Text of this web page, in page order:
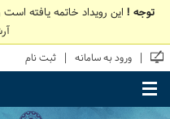
توجه ! این رویداد خاتمه یافته
| ورود به سامانه | ثبت نام